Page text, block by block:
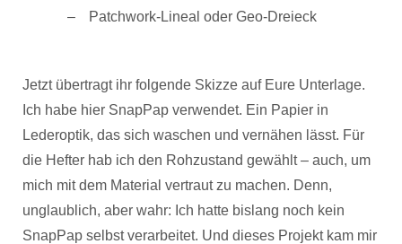
Patchwork-Lineal oder Geo-Dreieck
Jetzt übertragt ihr folgende Skizze auf Eure Unterlage.
Ich habe hier SnapPap verwendet. Ein Papier in
Lederoptik, das sich waschen und vernähen lässt. Für
die Hefter hab ich den Rohzustand gewählt – auch, um
mich mit dem Material vertraut zu machen. Denn,
unglaublich, aber wahr: Ich hatte bislang noch kein
SnapPap selbst verarbeitet. Und dieses Projekt kam mir